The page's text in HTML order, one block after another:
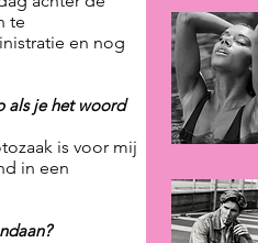
te
en nog
als je het woord
is voor mij
in een